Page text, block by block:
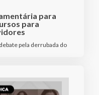
para
para
pela derrubada do